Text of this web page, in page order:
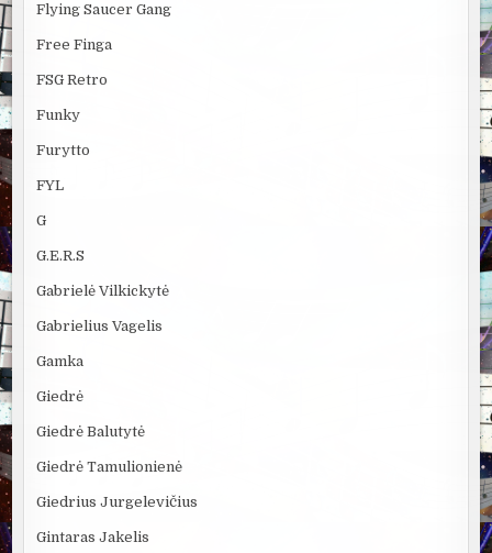
Flying Saucer Gang
Free Finga
FSG Retro
Funky
Furytto
FYL
G
G.E.R.S
Gabrielė Vilkickytė
Gabrielius Vagelis
Gamka
Giedrė
Giedrė Balutytė
Giedrė Tamulionienė
Giedrius Jurgelevičius
Gintaras Jakelis